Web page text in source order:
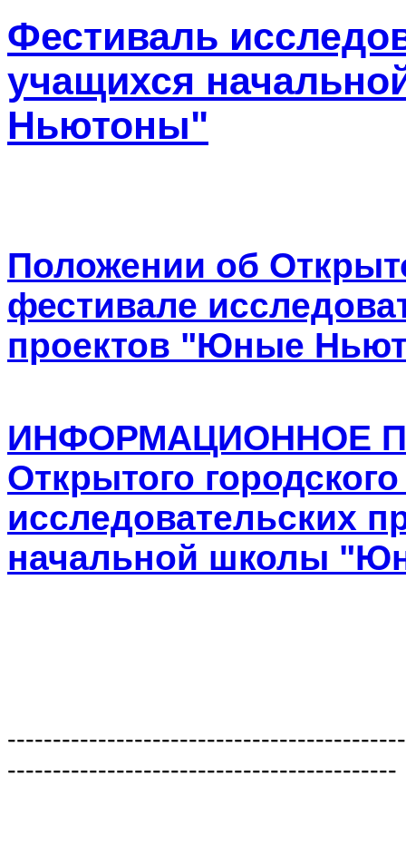
Фестиваль
учащихся
Ньютоны"
Положении об
фестивале
проектов "Юные
ИНФОРМАЦИОННОЕ
Открытого
исследовательских
начальной школы
-------------------------------------------